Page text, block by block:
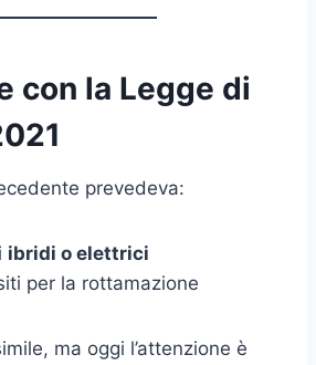
con la Legge di
prevedeva:
ibridi o elettrici
per la rottamazione
ma oggi l’attenzione è